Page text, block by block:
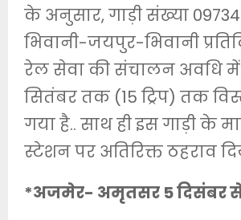
के अनुसार, गाड़ी संख्या
भिवानी-जयपुर-भिवानी
रेल सेवा की संचालन अवधि में
सितंबर तक (15 ट्रिप) तक
गया है.. साथ ही इस गाड़ी के
स्टेशन पर अतिरिक्त ठहराव
*अजमेर- अमृतसर 5 दिसंबर से